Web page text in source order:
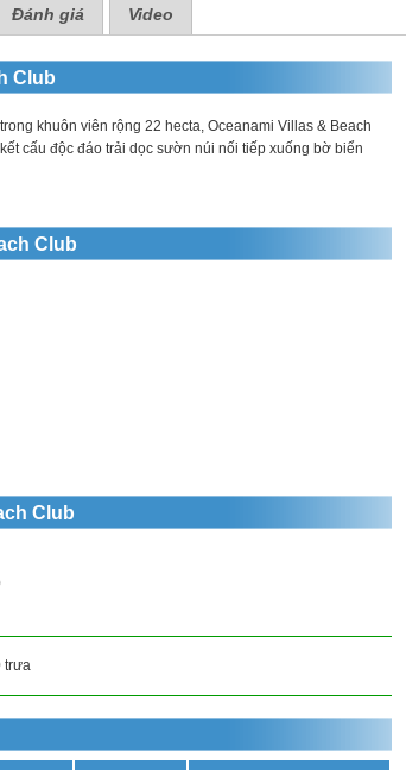
Đánh giá Video
Club
khuôn viên rộng 22 hecta, Oceanami Villas & Beach
cấu độc đáo trải dọc sườn núi nối tiếp xuống bờ biển
Club
Club
trưa